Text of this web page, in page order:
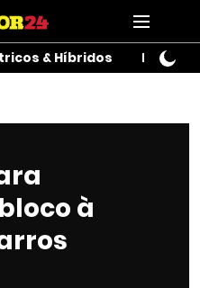
& Híbridos Motos
à